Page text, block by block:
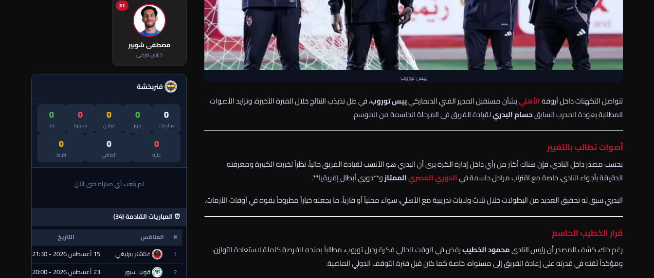
ييس توروب
تتواصل التكهنات داخل أروقةالأهليبشأن مستقبل المدير الفني الدنماركيييس توروب، في ظل تذبذب النتائج خلال الفترة الأخيرة، وتزايد الأصوات
المطالبة بعودة المدرب السابقحسام البدريلقيادة الفريق في المرحلة الحاسمة من الموسم.
أصوات تطالب بالتغيير
بحسب مصدر داخل النادي، فإن هناك أكثر من رأي داخل إدارة الكرة يرى أن البدري هو الأنسب لقيادة الفريق حالياً، نظراً لخبرته الكبيرة ومعرفته
الدقيقة بأجواء النادي، خاصة مع اقتراب مراحل حاسمة فيالدوري المصريالممتازو**دوري أبطال إفريقيا**.
البدري سبق له تحقيق العديد من البطولات خلال ثلاث ولايات تدريبية مع الأهلي، سواء محلياً أو قارياً، ما يجعله خياراً مطروحاً بقوة في أوقات الأزمات.
قرار الخطيب الحاسم
رغم ذلك، كشف المصدر أن رئيس الناديمحمود الخطيبرفض في الوقت الحالي فكرة رحيل توروب، مطالباً بمنحه الفرصة كاملة لاستعادة التوازن،
ومؤكداً ثقته في قدرته على إعادة الفريق إلى مستواه، خاصة كما كان قبل فترة التوقف الدولي الماضية.
31
مصطفى شوبير
حارس مرمى
فنربخشة
0
مباريات
0
فوز
0
تعادل
0
خسارة
0
له
0
عليه
0
الصافي
0
نقاط
لم يلعب أي مباراة حتى الآن
⏰ المباريات القادمة (34)
# المنافس التاريخ
1
غنتشلر بيرليغي 15 أغسطس 2026 - 21:30
2 قونيا سبور 23 أغسطس 2026 - 20:00